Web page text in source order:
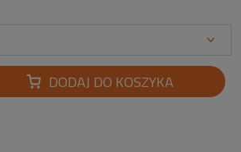
DODAJ DO KOSZYKA